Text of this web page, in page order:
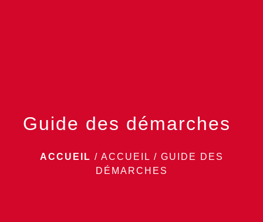
Guide des démarches
ACCUEIL / ACCUEIL / GUIDE DES
DÉMARCHES